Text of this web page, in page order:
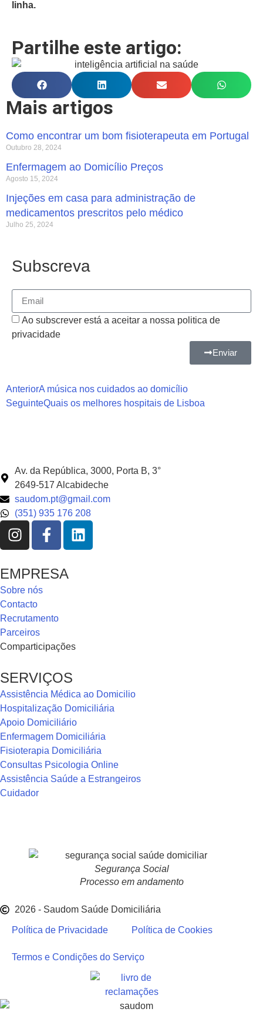
linha.
Partilhe este artigo:
Mais artigos
Como encontrar um bom fisioterapeuta em Portugal
Outubro 28, 2024
Enfermagem ao Domicílio Preços
Agosto 15, 2024
Injeções em casa para administração de
medicamentos prescritos pelo médico
Julho 25, 2024
Subscreva
Ao subscrever está a aceitar a nossa politica de
privacidade
Enviar
AnteriorA música nos cuidados ao domicílio
SeguinteQuais os melhores hospitais de Lisboa
Av. da República, 3000, Porta B, 3°
2649-517 Alcabideche
saudom.pt@gmail.com
(351) 935 176 208
EMPRESA
Sobre nós
Contacto
Recrutamento
Parceiros
Comparticipações
SERVIÇOS
Assistência Médica ao Domicilio
Hospitalização Domiciliária
Apoio Domiciliário
Enfermagem Domiciliária
Fisioterapia Domiciliária
Consultas Psicologia Online
Assistência Saúde a Estrangeiros
Cuidador
Segurança Social
Processo em andamento
2026 - Saudom Saúde Domiciliária
Política de Privacidade Política de Cookies
Termos e Condições do Serviço